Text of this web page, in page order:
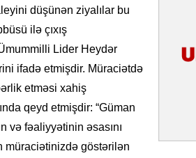
düşünən ziyalılar bu
ilə çıxış
Lider Heydər
ifadə etmişdir. Müraciətdə
etməsi xahiş
qeyd etmişdir: “Güman
və fəaliyyətinin əsasını
müraciətinizdə göstərilən